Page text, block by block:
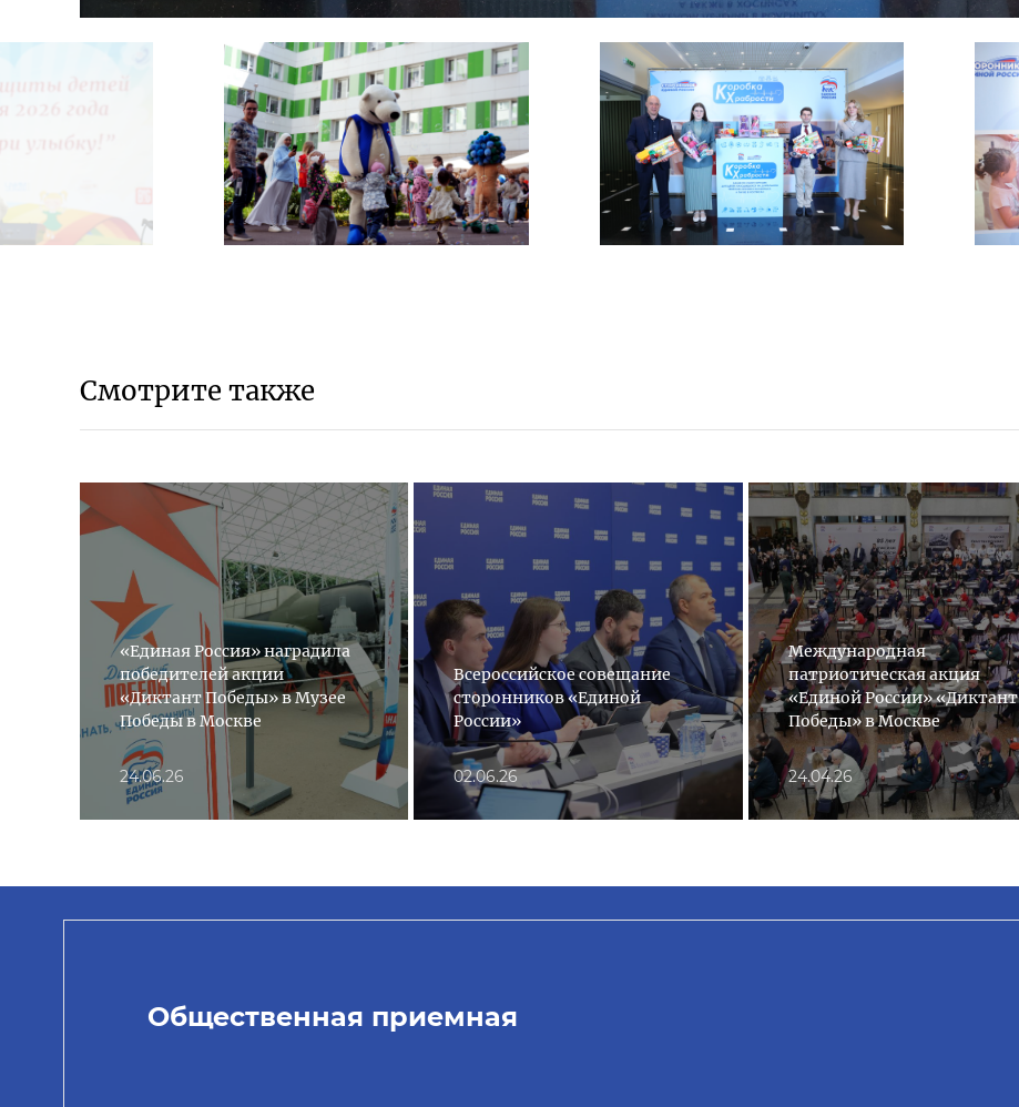
Смотрите также
«Единая Россия» наградила
победителей акции
«Диктант Победы» в Музее
Победы в Москве
24.06.26
Всероссийское совещание
сторонников «Единой
России»
02.06.26
Международная
патриотическая акция
«Единой России» «Диктант
Победы» в Москве
24.04.26
Общественная приемная